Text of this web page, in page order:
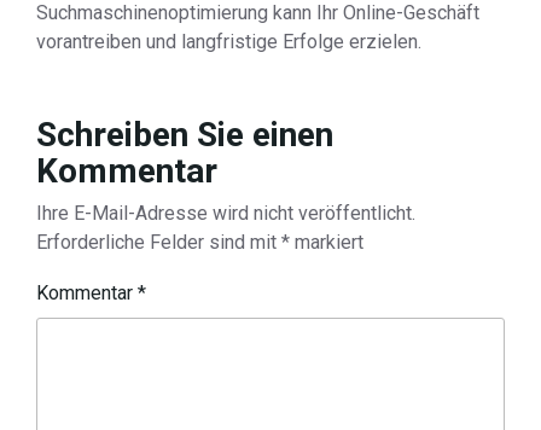
Suchmaschinenoptimierung kann Ihr Online-Geschäft
vorantreiben und langfristige Erfolge erzielen.
Schreiben Sie einen
Kommentar
Ihre E-Mail-Adresse wird nicht veröffentlicht.
Erforderliche Felder sind mit * markiert
Kommentar *